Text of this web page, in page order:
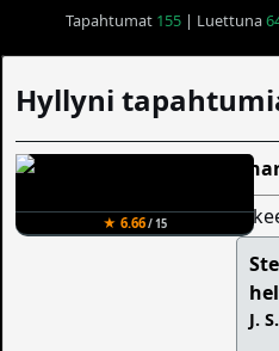
Tapahtumat 155| Luettuna
Hyllyni
★ 6.66/ 15
J.